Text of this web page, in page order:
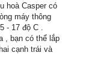
hoà Casper có
máy thông
17 độ C .
, bạn có thể lắp
cạnh trái và